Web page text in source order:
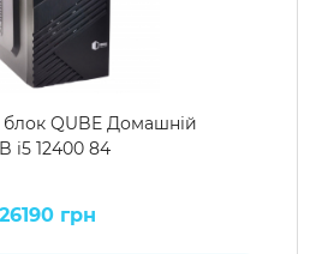
QUBE Домашній
i5 12400 84
26190 грн